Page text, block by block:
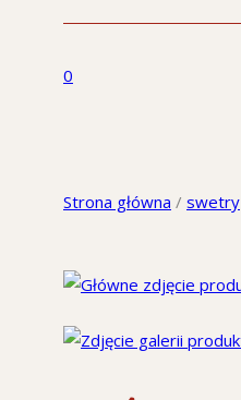
0
Strona główna / swetry